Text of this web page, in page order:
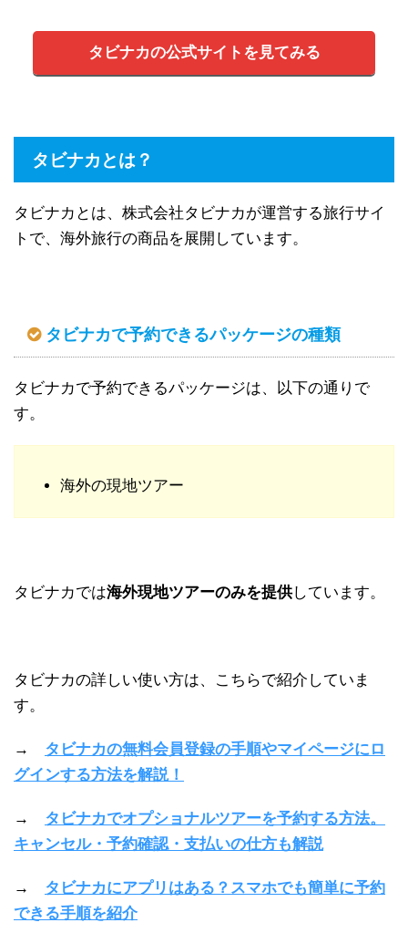
タビナカの公式サイトを見てみる
タビナカとは？
タビナカとは、株式会社タビナカが運営する旅行サイ
トで、海外旅行の商品を展開しています。
タビナカで予約できるパッケージの種類
タビナカで予約できるパッケージは、以下の通りで
す。
海外の現地ツアー
タビナカでは海外現地ツアーのみを提供しています。
タビナカの詳しい使い方は、こちらで紹介していま
す。
→ タビナカの無料会員登録の手順やマイページにロ
グインする方法を解説！
→ タビナカでオプショナルツアーを予約する方法。
キャンセル・予約確認・支払いの仕方も解説
→ タビナカにアプリはある？スマホでも簡単に予約
できる手順を紹介